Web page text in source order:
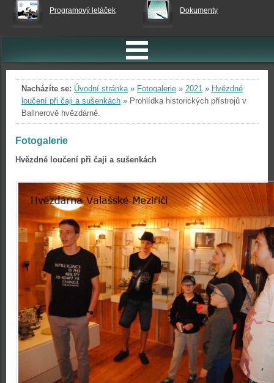
Programový letáček Dokumenty
Nacházíte se: Úvodní stránka» Fotogalerie » 2021 » Hvězdné
loučení při čaji a sušenkách » Prohlídka historických přístrojů v
Ballnerově hvězdárně.
Fotogalerie
Hvězdné loučení při čaji a sušenkách